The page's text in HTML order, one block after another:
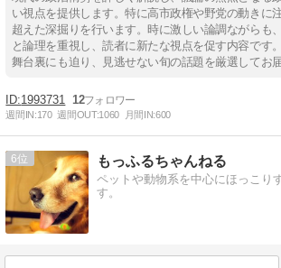
い視点を提供します。特に高市政権や野党の動きに
超えた深掘りを行います。時に激しい論調ながらも
と論理を重視し、読者に新たな視点を促す内容です
舞台裏にも迫り、見逃せない旬の話題を厳選してお届
1993731 12
週間IN:170 週間OUT:1060 月間IN:600
6 もっふるちゃんねる
ペットや動物系を中心にほっこり
す。